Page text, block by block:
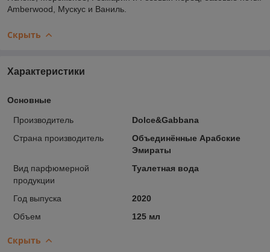
Amberwood, Мускус и Ваниль.
Скрыть
Характеристики
Основные
Производитель
Dolce&Gabbana
Страна производитель
Объединённые Арабские
Эмираты
Вид парфюмерной
продукции
Туалетная вода
Год выпуска
2020
Объем
125 мл
Скрыть